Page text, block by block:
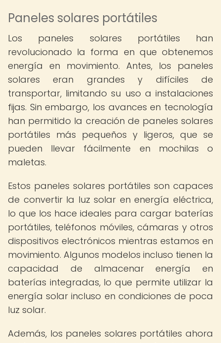
Paneles solares portátiles
Los paneles solares portátiles han
revolucionado la forma en que obtenemos
energía en movimiento. Antes, los paneles
solares eran grandes y difíciles de
transportar, limitando su uso a instalaciones
fijas. Sin embargo, los avances en tecnología
han permitido la creación de paneles solares
portátiles más pequeños y ligeros, que se
pueden llevar fácilmente en mochilas o
maletas.
Estos paneles solares portátiles son capaces
de convertir la luz solar en energía eléctrica,
lo que los hace ideales para cargar baterías
portátiles, teléfonos móviles, cámaras y otros
dispositivos electrónicos mientras estamos en
movimiento. Algunos modelos incluso tienen la
capacidad de almacenar energía en
baterías integradas, lo que permite utilizar la
energía solar incluso en condiciones de poca
luz solar.
Además, los paneles solares portátiles ahora